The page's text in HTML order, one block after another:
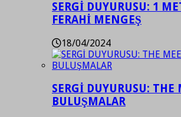
SERGİ DUYURUSU: 1
FERAHİ MENGEŞ
18/04/2024
SERGİ DUYURUSU:
BULUŞMALAR